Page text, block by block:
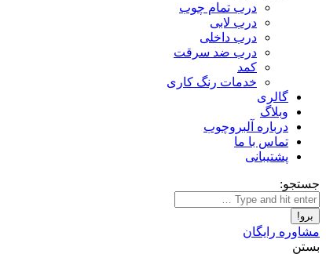
درب تمام چوب
درب لابی
درب داخلی
درب ضد سرقت
کمد
خدمات رنگ کاری
گالری
وبلاگ
درباره آلبروچوب
تماس با ما
پشتیبانی
جستجو:
مشاوره رایگان
بستن